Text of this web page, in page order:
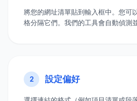
將您的網址清單貼到輸入框中。您可
格分隔它們。我們的工具會自動偵測
2 設定偏好